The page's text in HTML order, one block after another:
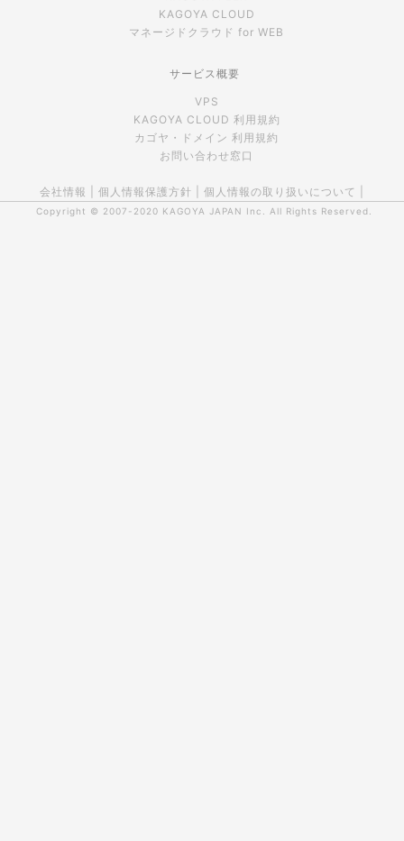
KAGOYA CLOUD
マネージドクラウド for WEB
サービス概要
VPS
KAGOYA CLOUD 利用規約
カゴヤ・ドメイン 利用規約
お問い合わせ窓口
会社情報 個人情報保護方針 個人情報の取り扱いについて
Copyright © 2007-2020 KAGOYA JAPAN Inc. All Rights Reserved.